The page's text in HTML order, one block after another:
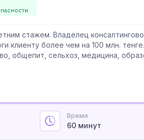
стажем. Владелец
клиенту более чем на 100 млн.
общепит, сельхоз, медицина,
Время
60 минут